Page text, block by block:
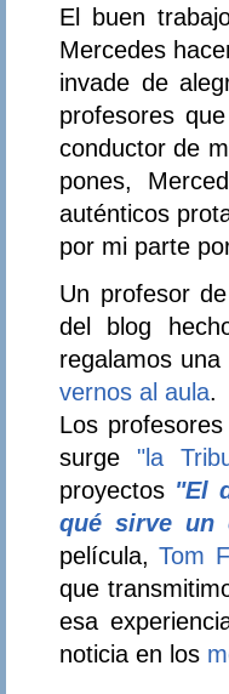
El buen
Mercedes
invade de
profesores
conductor de
pones,
auténticos
por mi parte
Un profesor
del blog
regalamos una
vernos al aula.
Los
surge "la
proyectos "El
qué sirve un
película,Tom
que
esa
noticia en los